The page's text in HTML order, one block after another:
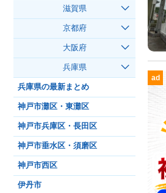
ad
滋賀県
京都府
大阪府
兵庫県
兵庫県の最新まとめ
神戸市灘区・東灘区
神戸市兵庫区・長田区
神戸市垂水区・須磨区
神戸市西区
伊丹市